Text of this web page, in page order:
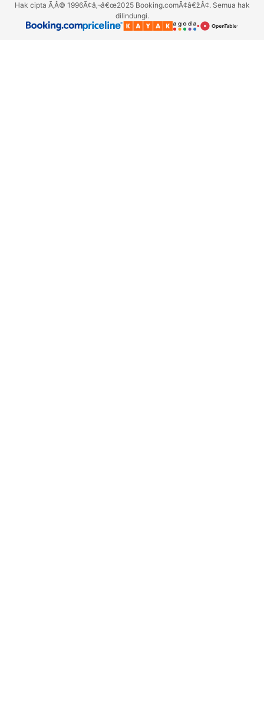
Hak cipta Ã‚Â© 1996Ã¢â‚¬â€œ2025 Booking.comÃ¢â€žÂ¢. Semua hak
dilindungi.